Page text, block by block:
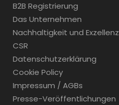
B2B Registrierung
Das Unternehmen
Nachhaltigkeit und Exzellenz
CSR
Datenschutzerklärung
Cookie Policy
Impressum / AGBs
Presse-Veröffentlichungen